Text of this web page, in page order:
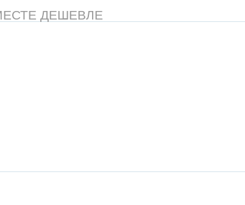
ДЕШЕВЛЕ